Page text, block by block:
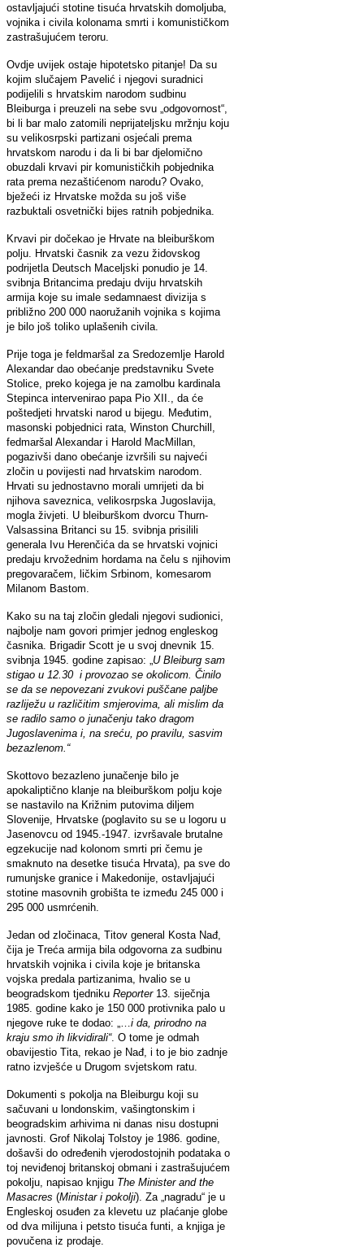
ostavljajući stotine tisuća hrvatskih domoljuba,
vojnika i civila kolonama smrti i komunističkom
zastrašujućem teroru.
Ovdje uvijek ostaje hipotetsko pitanje! Da su
kojim slučajem Pavelić i njegovi suradnici
podijelili s hrvatskim narodom sudbinu
Bleiburga i preuzeli na sebe svu „odgovornost“,
bi li bar malo zatomili neprijateljsku mržnju koju
su velikosrpski partizani osjećali prema
hrvatskom narodu i da li bi bar djelomično
obuzdali krvavi pir komunističkih pobjednika
rata prema nezaštićenom narodu? Ovako,
bježeći iz Hrvatske možda su još više
razbuktali osvetnički bijes ratnih pobjednika.
Krvavi pir dočekao je Hrvate na bleiburškom
polju. Hrvatski časnik za vezu židovskog
podrijetla Deutsch Maceljski ponudio je 14.
svibnja Britancima predaju dviju hrvatskih
armija koje su imale sedamnaest divizija s
približno 200 000 naoružanih vojnika s kojima
je bilo još toliko uplašenih civila.
Prije toga je feldmaršal za Sredozemlje Harold
Alexandar dao obećanje predstavniku Svete
Stolice, preko kojega je na zamolbu kardinala
Stepinca intervenirao papa Pio XII., da će
poštedjeti hrvatski narod u bijegu. Međutim,
masonski pobjednici rata, Winston Churchill,
fedmaršal Alexandar i Harold MacMillan,
pogazivši dano obećanje izvršili su najveći
zločin u povijesti nad hrvatskim narodom.
Hrvati su jednostavno morali umrijeti da bi
njihova saveznica, velikosrpska Jugoslavija,
mogla živjeti. U bleiburškom dvorcu Thurn-
Valsassina Britanci su 15. svibnja prisilili
generala Ivu Herenčića da se hrvatski vojnici
predaju krvožednim hordama na čelu s njihovim
pregovaračem, ličkim Srbinom, komesarom
Milanom Bastom.
Kako su na taj zločin gledali njegovi sudionici,
najbolje nam govori primjer jednog engleskog
časnika. Brigadir Scott je u svoj dnevnik 15.
svibnja 1945. godine zapisao: „ U Bleiburg sam
stigao u 12.30 i provozao se okolicom. Činilo
se da se nepovezani zvukovi puščane paljbe
razliježu u različitim smjerovima, ali mislim da
se radilo samo o junačenju tako dragom
Jugoslavenima i, na sreću, po pravilu, sasvim
bezazlenom.“
Skottovo bezazleno junačenje bilo je
apokaliptično klanje na bleiburškom polju koje
se nastavilo na Križnim putovima diljem
Slovenije, Hrvatske (poglavito su se u logoru u
Jasenovcu od 1945.-1947. izvršavale brutalne
egzekucije nad kolonom smrti pri čemu je
smaknuto na desetke tisuća Hrvata), pa sve do
rumunjske granice i Makedonije, ostavljajući
stotine masovnih grobišta te između 245 000 i
295 000 usmrćenih.
Jedan od zločinaca, Titov general Kosta Nađ,
čija je Treća armija bila odgovorna za sudbinu
hrvatskih vojnika i civila koje je britanska
vojska predala partizanima, hvalio se u
beogradskom tjedniku Reporter 13. siječnja
1985. godine kako je 150 000 protivnika palo u
njegove ruke te dodao: „… i da, prirodno na
kraju smo ih likvidirali“. O tome je odmah
obavijestio Tita, rekao je Nađ, i to je bio zadnje
ratno izvješće u Drugom svjetskom ratu.
Dokumenti s pokolja na Bleiburgu koji su
sačuvani u londonskim, vašingtonskim i
beogradskim arhivima ni danas nisu dostupni
javnosti. Grof Nikolaj Tolstoy je 1986. godine,
došavši do određenih vjerodostojnih podataka o
toj neviđenoj britanskoj obmani i zastrašujućem
pokolju, napisao knjigu The Minister and the
Masacres (Ministar i pokolji). Za „nagradu“ je u
Engleskoj osuđen za klevetu uz plaćanje globe
od dva milijuna i petsto tisuća funti, a knjiga je
povučena iz prodaje.